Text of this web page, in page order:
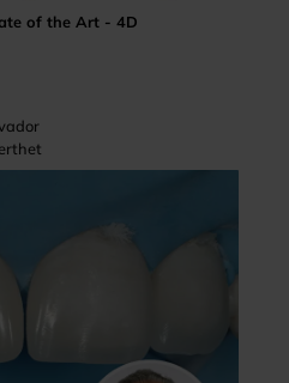
of the Art - 4D